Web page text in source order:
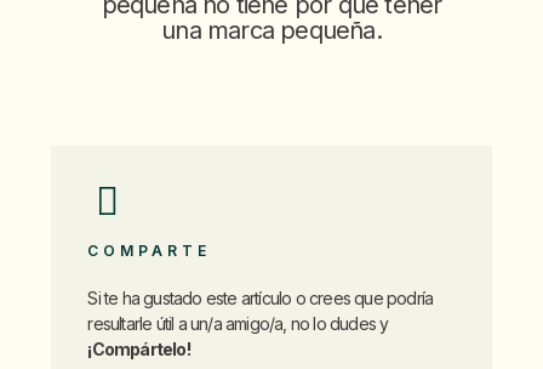
una marca pequeña.
COMPARTE
Si te ha gustado este artículo o crees que podría
resultarle útil a un/a amigo/a, no lo dudes y
¡Compártelo!